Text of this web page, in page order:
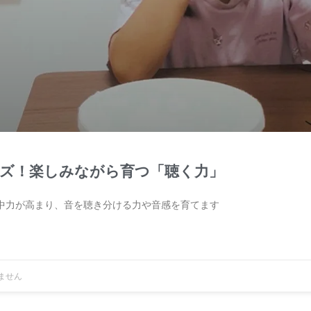
！楽しみながら育つ「聴く力」
が高まり、音を聴き分ける力や音感を育てます
せん